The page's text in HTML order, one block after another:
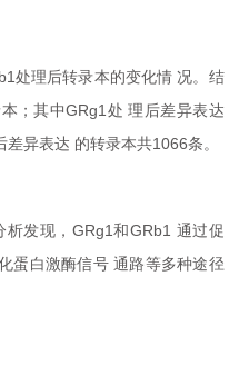
处理后转录本的变化情 况。结
；其中GRg1处 理后差异表达
异表达 的转录本共1066条。
发现，GRg1和GRb1 通过促
蛋白激酶信号 通路等多种途径